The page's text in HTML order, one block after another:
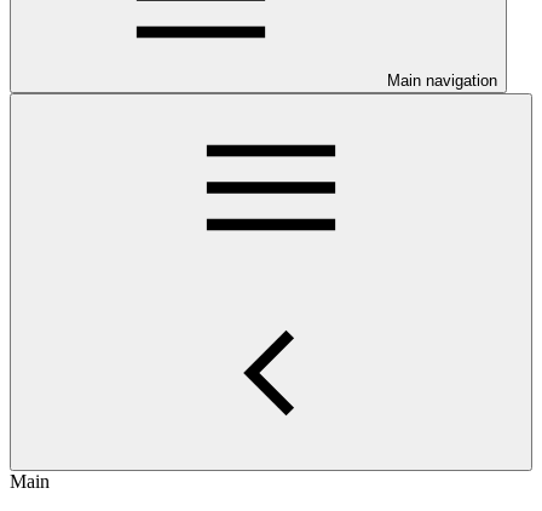
Main navigation
Main